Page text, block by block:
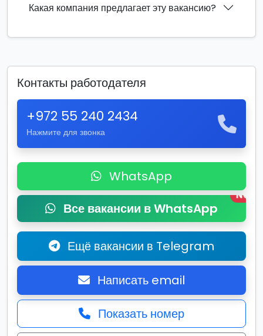
Какая компания предлагает эту вакансию?
Контакты работодателя
+972 55 240 2434
Нажмите для звонка
WhatsApp
Все вакансии в WhatsApp
New
Ещё вакансии в Telegram
Написать email
Показать номер